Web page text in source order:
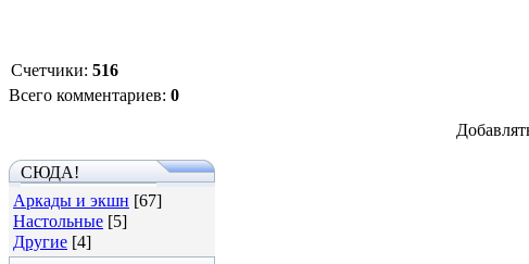
Счетчики: 516
Всего комментариев: 0
СЮДА!
Аркады и экшн [67]
Настольные [5]
Другие [4]